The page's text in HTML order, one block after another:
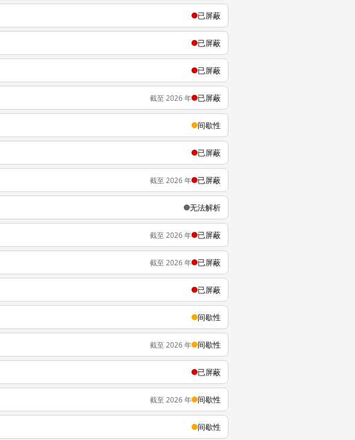
已屏蔽
已屏蔽
已屏蔽
截至 2026 年 已屏蔽
间歇性
已屏蔽
截至 2026 年 已屏蔽
无法解析
截至 2026 年 已屏蔽
截至 2026 年 已屏蔽
已屏蔽
间歇性
截至 2026 年 间歇性
已屏蔽
截至 2026 年 间歇性
间歇性